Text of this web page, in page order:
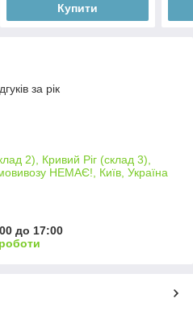
Купити
за рік
2), Кривий Ріг (склад 3),
НЕМАЄ!, Київ, Україна
до 17:00